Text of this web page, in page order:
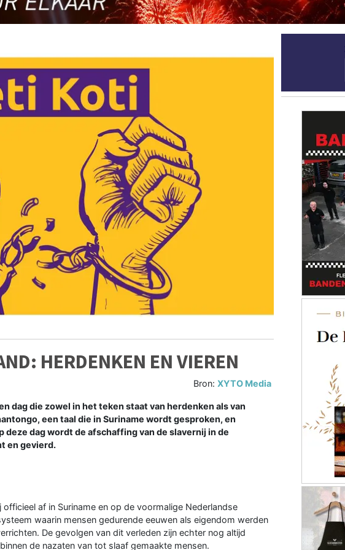
HERDENKEN EN VIEREN
Bron:XYTO Media
dag die zowel in het teken staat van herdenken als van
een taal die in Suriname wordt gesproken, en
deze dag wordt de afschaffing van de slavernij in de
en gevierd.
af in Suriname en op de voormalige Nederlandse
waarin mensen gedurende eeuwen als eigendom werden
De gevolgen van dit verleden zijn echter nog altijd
de nazaten van tot slaaf gemaakte mensen.